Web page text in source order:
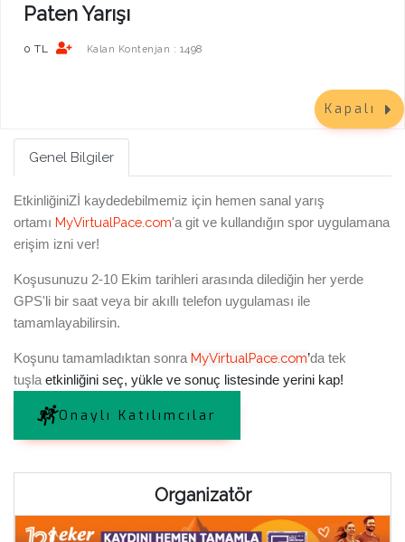
Paten Yarışı
0 TL Kalan Kontenjan : 1498
Kapalı
Genel Bilgiler
EtkinliğiniZİ kaydedebilmemiz için hemen sanal yarış
ortamı MyVirtualPace.com'a git ve kullandığın spor uygulamana
erişim izni ver!
Koşusunuzu 2-10 Ekim tarihleri arasında dilediğin her yerde
GPS'li bir saat veya bir akıllı telefon uygulaması ile
tamamlayabilirsin.
Koşunu tamamladıktan sonra MyVirtualPace.com’da tek
tuşlaetkinliğini seç, yükle ve sonuç listesinde yerini kap!
Onaylı Katılımcılar
Organizatör